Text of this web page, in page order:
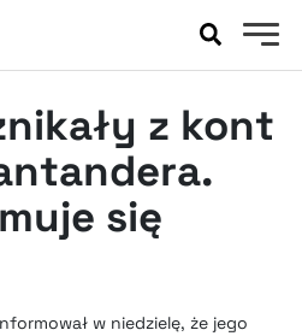
z kont
się
w niedzielę, że jego